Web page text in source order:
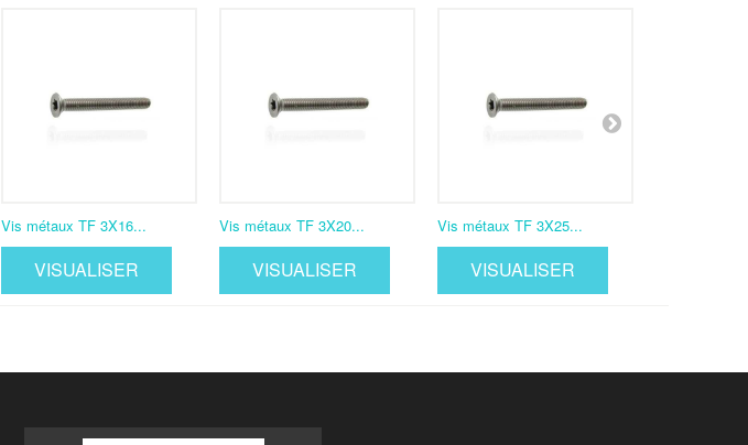
Vis métaux TF 3X16...
VISUALISER
Vis métaux TF 3X20...
VISUALISER
Vis métaux TF 3X25...
VISUALISER